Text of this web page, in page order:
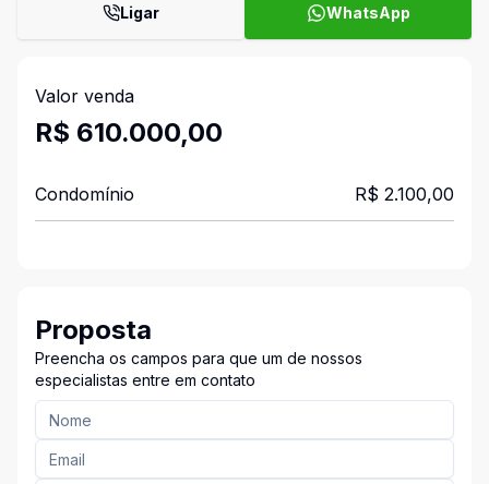
Ligar WhatsApp
Valor venda
R$ 610.000,00
Condomínio R$ 2.100,00
Proposta
Preencha os campos para que um de nossos
especialistas entre em contato